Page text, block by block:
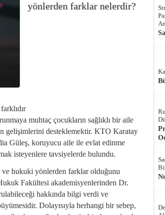
yönlerden farklar nelerdir?
muhtaç çocukların sağlıklı bir aile
gelişimlerini desteklemektir. KTO Karatay
Güleş, koruyucu aile ile evlat edinme
isteyenlere tavsiyelerde bulundu.
hukuki yönlerden farklar olduğunu
Fakültesi akademisyenlerinden Dr.
hakkında bilgi verdi ve
Dolayısıyla herhangi bir sebep,